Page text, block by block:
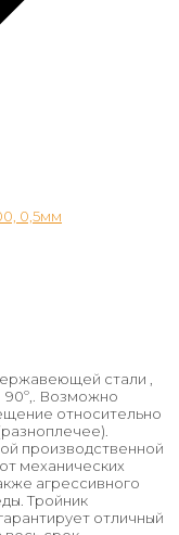
стали ,
90º,. Возможно
относительно
производственной
механических
агрессивного
Тройник
отличный